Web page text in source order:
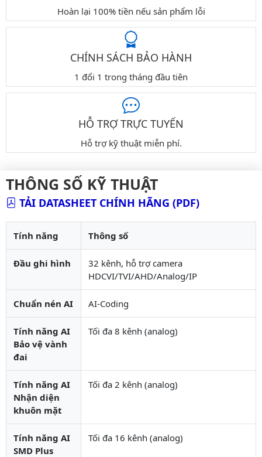
Hoàn lại 100% tiền nếu sản phẩm lỗi
CHÍNH SÁCH BẢO HÀNH
1 đổi 1 trong tháng đầu tiên
HỖ TRỢ TRỰC TUYẾN
Hỗ trợ kỹ thuật miễn phí.
THÔNG SỐ KỸ THUẬT
TẢI DATASHEET CHÍNH HÃNG (PDF)
Tính năng Thông số
Đầu ghi hình
32 kênh, hỗ trợ camera
HDCVI/TVI/AHD/Analog/IP
Chuẩn nén AI AI-Coding
Tính năng AI
Bảo vệ vành
đai
Tối đa 8 kênh (analog)
Tính năng AI
Nhận diện
khuôn mặt
Tối đa 2 kênh (analog)
Tính năng AI
SMD Plus
Tối đa 16 kênh (analog)